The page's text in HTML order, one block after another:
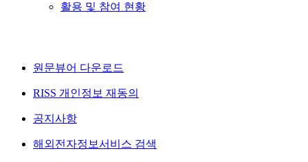
활용 및 참여 현황
원문뷰어 다운로드
RISS 개인정보 재동의
공지사항
해외전자정보서비스 검색